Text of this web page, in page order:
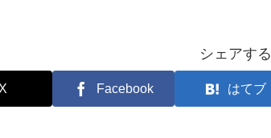
シェアする
X Facebook はてブ